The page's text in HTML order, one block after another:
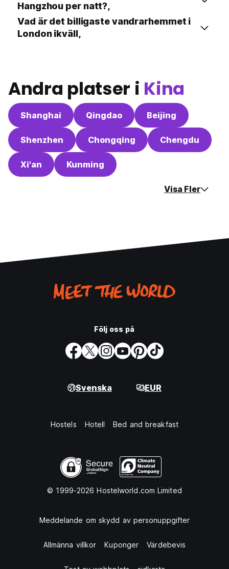
Hangzhou per natt?,
Vad är det billigaste vandrarhemmet i
London ikväll,
Andra platser i Kina
Shanghai Qingdao Beijing
Shenzhen Chongqing Chengdu
Xi'an Kunming
Visa Fler
Följ oss på
Svenska EUR
Hostels Hotell Bed and breakfast
© 1999-2026 Hostelworld.com Limited
Meddelande om skydd av personuppgifter
Allmänna villkor Kuponger Värdebevis